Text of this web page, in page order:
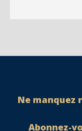
Ne manquez
Abonnez-